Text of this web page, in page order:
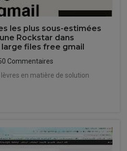
les plus sous-estimées
Rockstar dans
files free gmail
Commentaires
en matière de solution